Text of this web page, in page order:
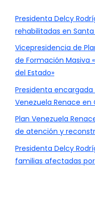
Presidenta Delcy
rehabilitadas en Santa
Vicepresidencia de
de Formación Masiva
del Estado»
Presidenta
Venezuela Renace en
Plan Venezuela
de atención y
Presidenta Delcy
familias afectadas